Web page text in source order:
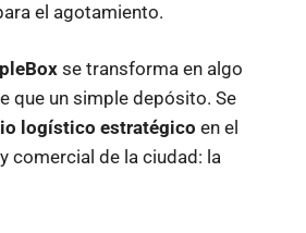
el agotamiento.
se transforma en algo
que un simple depósito. Se
logístico estratégico en el
comercial de la ciudad: la